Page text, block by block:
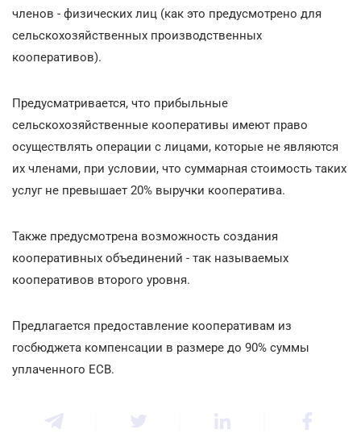
членов - физических лиц (как это предусмотрено для
сельскохозяйственных производственных
кооперативов).
Предусматривается, что прибыльные
сельскохозяйственные кооперативы имеют право
осуществлять операции с лицами, которые не являются
их членами, при условии, что суммарная стоимость таких
услуг не превышает 20% выручки кооператива.
Также предусмотрена возможность создания
кооперативных объединений - так называемых
кооперативов второго уровня.
Предлагается предоставление кооперативам из
госбюджета компенсации в размере до 90% суммы
уплаченного ЕСВ.